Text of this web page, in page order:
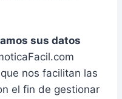
sus datos
nos facilitan las
el fin de gestionar